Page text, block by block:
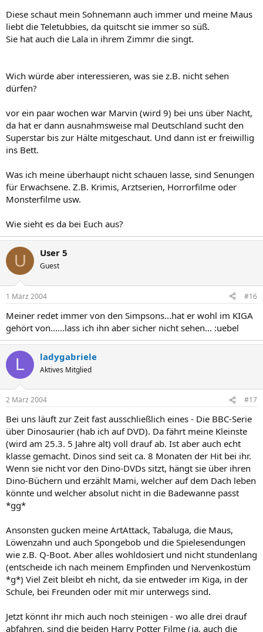
Diese schaut mein Sohnemann auch immer und meine Maus
liebt die Teletubbies, da quitscht sie immer so süß.
Sie hat auch die Lala in ihrem Zimmr die singt.
Wich würde aber interessieren, was sie z.B. nicht sehen
dürfen?
vor ein paar wochen war Marvin (wird 9) bei uns über Nacht,
da hat er dann ausnahmsweise mal Deutschland sucht den
Superstar bis zur Hälte mitgeschaut. Und dann ist er freiwillig
ins Bett.
Was ich meine überhaupt nicht schauen lasse, sind Senungen
für Erwachsene. Z.B. Krimis, Arztserien, Horrorfilme oder
Monsterfilme usw.
Wie sieht es da bei Euch aus?
U User 5
Guest
1 März 2004 #16
Meiner redet immer von den Simpsons...hat er wohl im KIGA
gehört von......lass ich ihn aber sicher nicht sehen... :uebel
L ladygabriele
Aktives Mitglied
2 März 2004 #17
Bei uns läuft zur Zeit fast ausschließlich eines - Die BBC-Serie
über Dinosaurier (hab ich auf DVD). Da fährt meine Kleinste
(wird am 25.3. 5 Jahre alt) voll drauf ab. Ist aber auch echt
klasse gemacht. Dinos sind seit ca. 8 Monaten der Hit bei ihr.
Wenn sie nicht vor den Dino-DVDs sitzt, hängt sie über ihren
Dino-Büchern und erzählt Mami, welcher auf dem Dach leben
könnte und welcher absolut nicht in die Badewanne passt
*gg*
Ansonsten gucken meine ArtAttack, Tabaluga, die Maus,
Löwenzahn und auch Spongebob und die Spielesendungen
wie z.B. Q-Boot. Aber alles wohldosiert und nicht stundenlang
(entscheide ich nach meinem Empfinden und Nervenkostüm
*g*) Viel Zeit bleibt eh nicht, da sie entweder im Kiga, in der
Schule, bei Freunden oder mit mir unterwegs sind.
Jetzt könnt ihr mich auch noch steinigen - wo alle drei drauf
abfahren, sind die beiden Harry Potter Filme (ja, auch die